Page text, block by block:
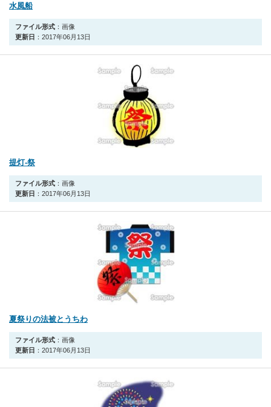
水風船
ファイル形式 ：画像
更新日 ：2017年06月13日
提灯‐祭
ファイル形式 ：画像
更新日 ：2017年06月13日
夏祭りの法被とうちわ
ファイル形式 ：画像
更新日 ：2017年06月13日